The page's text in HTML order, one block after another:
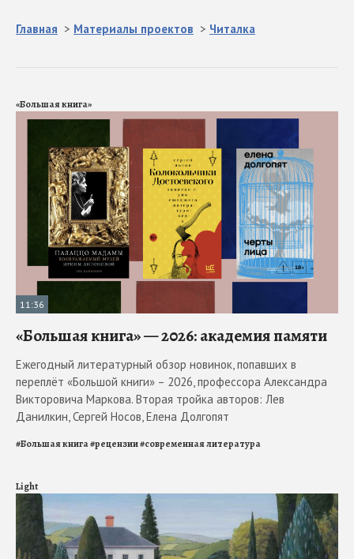
Главная > Материалы проектов > Читалка
«Большая книга»
11:36
«Большая книга» — 2026: академия памяти
Ежегодный литературный обзор новинок, попавших в
переплёт «Большой книги» – 2026, профессора Александра
Викторовича Маркова. Вторая тройка авторов: Лев
Данилкин, Сергей Носов, Елена Долгопят
#Большая книга#рецензии#современная литература
Light